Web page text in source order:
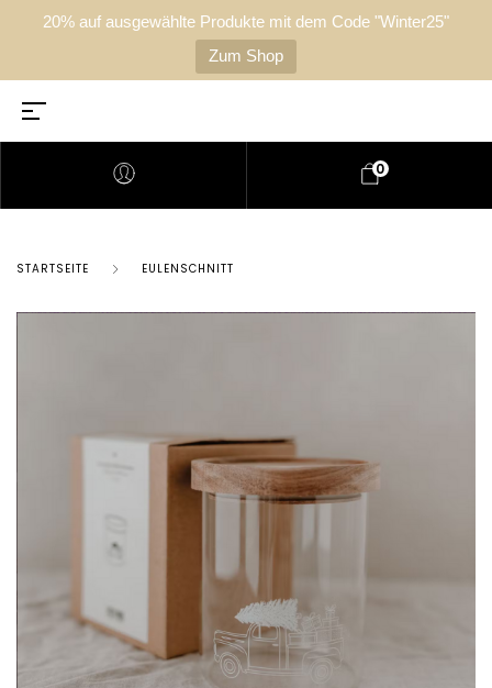
20% auf ausgewählte Produkte mit dem Code "Winter25"
Zum Shop
0
STARTSEITE EULENSCHNITT